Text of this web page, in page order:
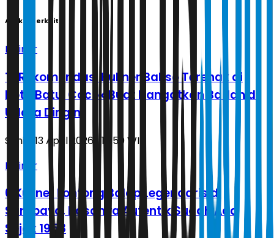
Artikel Terkait
Kuliner
13 Rekomendasi Kuliner Bakso Terenak di
Kota Batu, Cocok Buat Hangatkan Badan di
Udara Dingin
Senin, 13 April 2026 | 15.50 WIB
Kuliner
6 Kuliner Lontong Balap Legendaris di
Surabaya, Rasanya Autentik Sudah Ada
Sejak 1958